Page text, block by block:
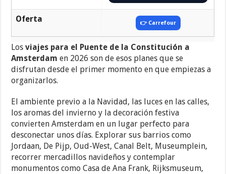
Oferta 👉 Carrefour
Losviajes para el Puente de la Constitución a
Amsterdam en 2026 son de esos planes que se
disfrutan desde el primer momento en que empiezas a
organizarlos.
El ambiente previo a la Navidad, las luces en las calles,
los aromas del invierno y la decoración festiva
convierten Amsterdam en un lugar perfecto para
desconectar unos días. Explorar sus barrios como
Jordaan, De Pijp, Oud-West, Canal Belt, Museumplein,
recorrer mercadillos navideños y contemplar
monumentos como Casa de Ana Frank, Rijksmuseum,